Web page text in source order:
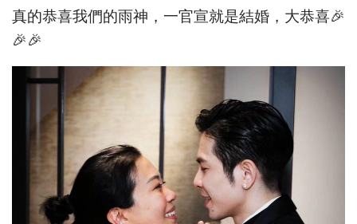
真的恭喜我們的雨神，一官宣就是結婚，大恭喜🎉
🎉🎉